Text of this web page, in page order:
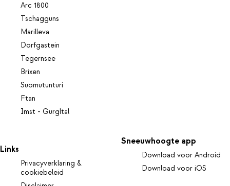
Arc 1800
Tschagguns
Marilleva
Dorfgastein
Tegernsee
Brixen
Suomutunturi
Ftan
Imst - Gurgltal
Links
Privacyverklaring &
cookiebeleid
Sneeuwhoogte app
Download voor Android
Download voor iOS